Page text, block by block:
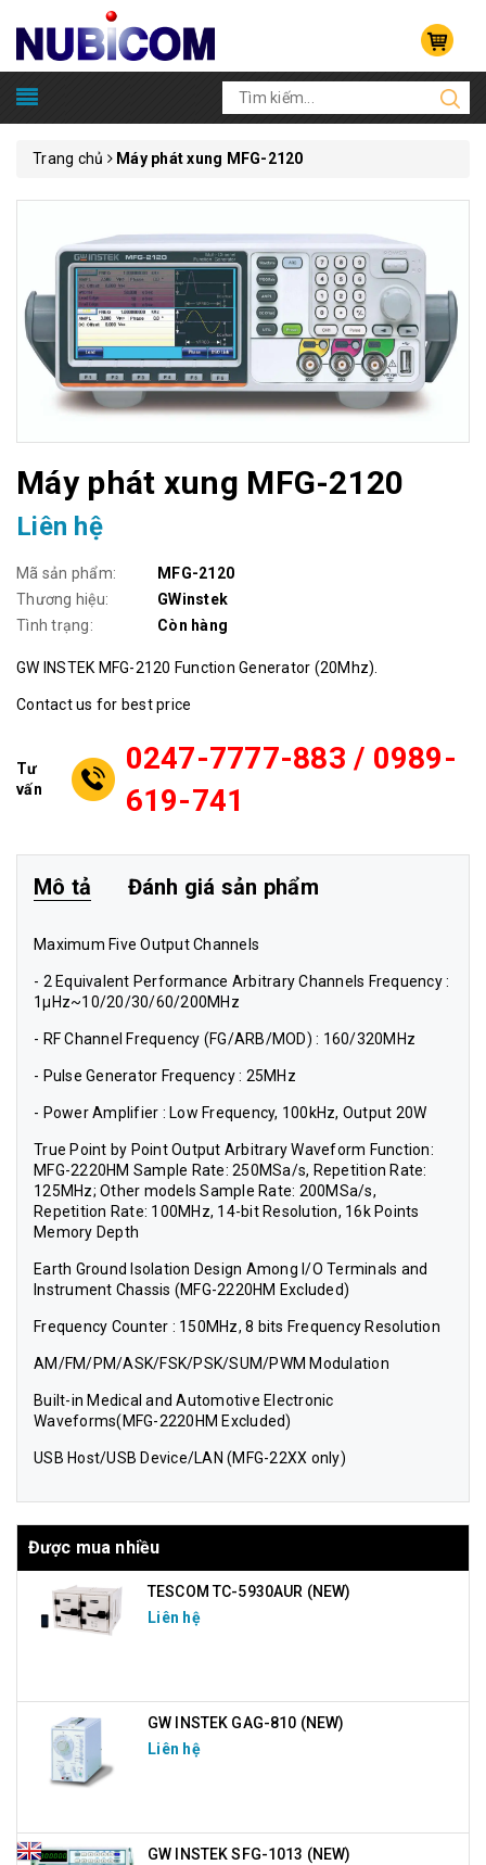
Trang chủ Máy phát xung MFG-2120
Máy phát xung MFG-2120
Liên hệ
Mã sản phẩm:
MFG-2120
Thương hiệu:
GWinstek
Tình trạng:
Còn hàng
GW INSTEK MFG-2120 Function Generator (20Mhz).
Contact us for best price
Tư
vấn
0247-7777-883 / 0989-
619-741
Mô tả Đánh giá sản phẩm
Maximum Five Output Channels
- 2 Equivalent Performance Arbitrary Channels Frequency :
1μHz~10/20/30/60/200MHz
- RF Channel Frequency (FG/ARB/MOD) : 160/320MHz
- Pulse Generator Frequency : 25MHz
- Power Amplifier : Low Frequency, 100kHz, Output 20W
True Point by Point Output Arbitrary Waveform Function:
MFG-2220HM Sample Rate: 250MSa/s, Repetition Rate:
125MHz; Other models Sample Rate: 200MSa/s,
Repetition Rate: 100MHz, 14-bit Resolution, 16k Points
Memory Depth
Earth Ground Isolation Design Among I/O Terminals and
Instrument Chassis (MFG-2220HM Excluded)
Frequency Counter : 150MHz, 8 bits Frequency Resolution
AM/FM/PM/ASK/FSK/PSK/SUM/PWM Modulation
Built-in Medical and Automotive Electronic
Waveforms(MFG-2220HM Excluded)
USB Host/USB Device/LAN (MFG-22XX only)
Được mua nhiều
TESCOM TC-5930AUR (NEW)
Liên hệ
GW INSTEK GAG-810 (NEW)
Liên hệ
GW INSTEK SFG-1013 (NEW)